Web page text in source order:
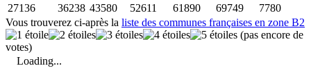
27136
36238 43580 52611 61890 69749
7780
Vous trouverez ci-après la liste des communes françaises en zone B2
(pas encore de
votes)
Loading...